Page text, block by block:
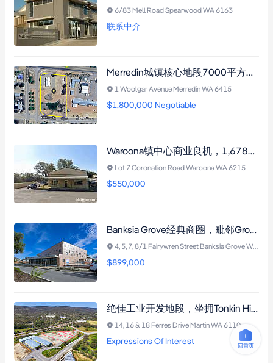
6/83 Mell Road Spearwood WA 6163
联系中介
Merredin城镇核心地段7000平方米土地，毗邻高速公路，商业用途无限潜力。
1 Woolgar Avenue Merredin WA 6415
$1,800,000 Negotiable
Waroona镇中心商业良机，1,678平方米大地块，300平方米商用建筑，灵活用途，投资者或自主开发皆宜。
Lot 7 Coronation Road Waroona WA 6215
$550,000
Banksia Grove经典商圈，毗邻Grow Medical Group，丰富停车位和灵活购置方案，适合咨询与办公。
4, 5, 7, 8/1 Fairywren Street Banksia Grove WA 6031
$899,000
绝佳工业开发地段，坐拥Tonkin Highway每日超4.75万车流，临近超市、医疗及零售设施，开发潜力无限。
14, 16 & 18 Ferres Drive Martin WA 6110
Expressions Of Interest